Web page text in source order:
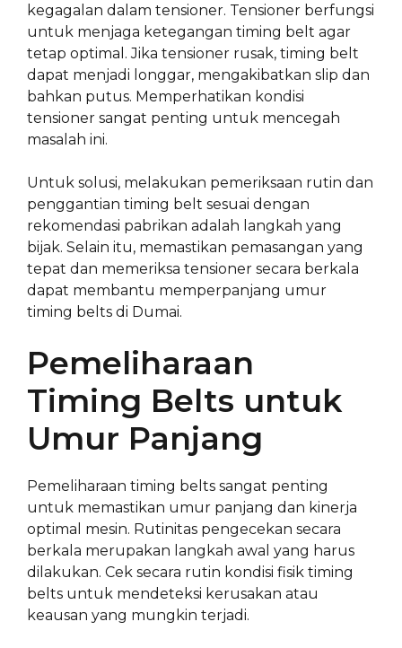
kegagalan dalam tensioner. Tensioner berfungsi
untuk menjaga ketegangan timing belt agar
tetap optimal. Jika tensioner rusak, timing belt
dapat menjadi longgar, mengakibatkan slip dan
bahkan putus. Memperhatikan kondisi
tensioner sangat penting untuk mencegah
masalah ini.
Untuk solusi, melakukan pemeriksaan rutin dan
penggantian timing belt sesuai dengan
rekomendasi pabrikan adalah langkah yang
bijak. Selain itu, memastikan pemasangan yang
tepat dan memeriksa tensioner secara berkala
dapat membantu memperpanjang umur
timing belts di Dumai.
Pemeliharaan
Timing Belts untuk
Umur Panjang
Pemeliharaan timing belts sangat penting
untuk memastikan umur panjang dan kinerja
optimal mesin. Rutinitas pengecekan secara
berkala merupakan langkah awal yang harus
dilakukan. Cek secara rutin kondisi fisik timing
belts untuk mendeteksi kerusakan atau
keausan yang mungkin terjadi.